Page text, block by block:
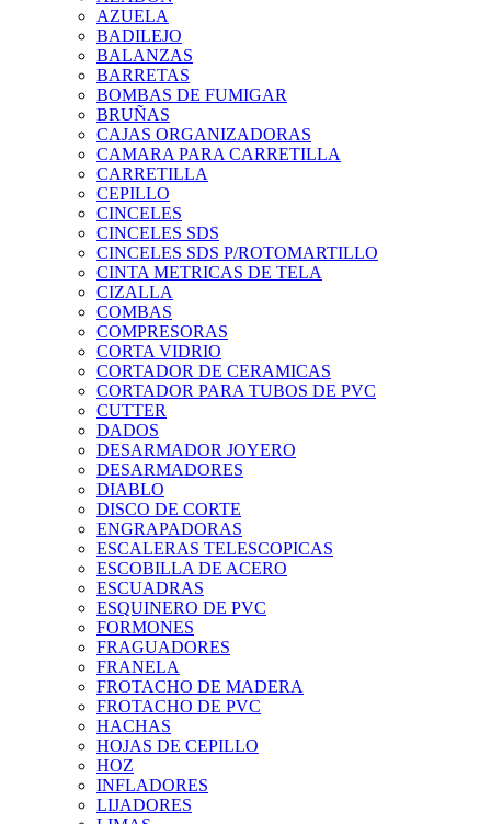
AZUELA
BADILEJO
BALANZAS
BARRETAS
BOMBAS DE FUMIGAR
BRUÑAS
CAJAS ORGANIZADORAS
CAMARA PARA CARRETILLA
CARRETILLA
CEPILLO
CINCELES
CINCELES SDS
CINCELES SDS P/ROTOMARTILLO
CINTA METRICAS DE TELA
CIZALLA
COMBAS
COMPRESORAS
CORTA VIDRIO
CORTADOR DE CERAMICAS
CORTADOR PARA TUBOS DE PVC
CUTTER
DADOS
DESARMADOR JOYERO
DESARMADORES
DIABLO
DISCO DE CORTE
ENGRAPADORAS
ESCALERAS TELESCOPICAS
ESCOBILLA DE ACERO
ESCUADRAS
ESQUINERO DE PVC
FORMONES
FRAGUADORES
FRANELA
FROTACHO DE MADERA
FROTACHO DE PVC
HACHAS
HOJAS DE CEPILLO
HOZ
INFLADORES
LIJADORES